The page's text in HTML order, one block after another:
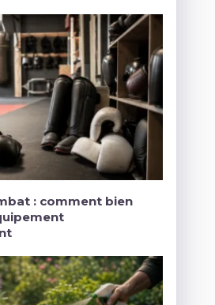
: comment bien